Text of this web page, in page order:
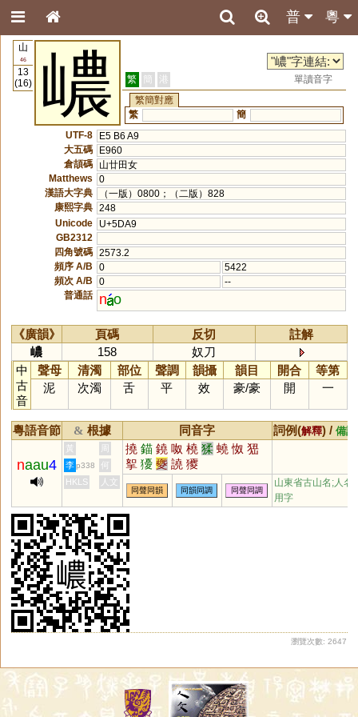
粵
普
山
46
13
(16)
嶩 繁 簡 港
單讀音字
繁簡對應
繁
簡
UTF-8
E5 B6 A9
大五碼
E960
倉頡碼
山廿田女
Matthews
0
漢語大字典
（一版）0800；（二版）828
康熙字典 248
Unicode
U+5DA9
GB2312
四角號碼 2573.2
頻序 A/B
0
5422
頻次 A/B
0
--
普通話
n o
《廣韻》 頁碼 反切
註解
嶩
158
奴刀
中
古
音
聲母 清濁 部位 聲調 韻攝 韻目 開合
等第
泥
次濁 舌 平 效 豪/豪 開 一
粵語音節 & 根據 同音字 詞例(解釋) / 備註
naau4
黃 周 撓 錨 鐃 呶 橈 猱 蟯 怓 峱
挐 獶 夒 譊 獿
李 p338
何
HKLS
人文
同聲同韻 同韻同調 同聲同調
山東省古山名;人名
用字
瀏覽次數: 2647